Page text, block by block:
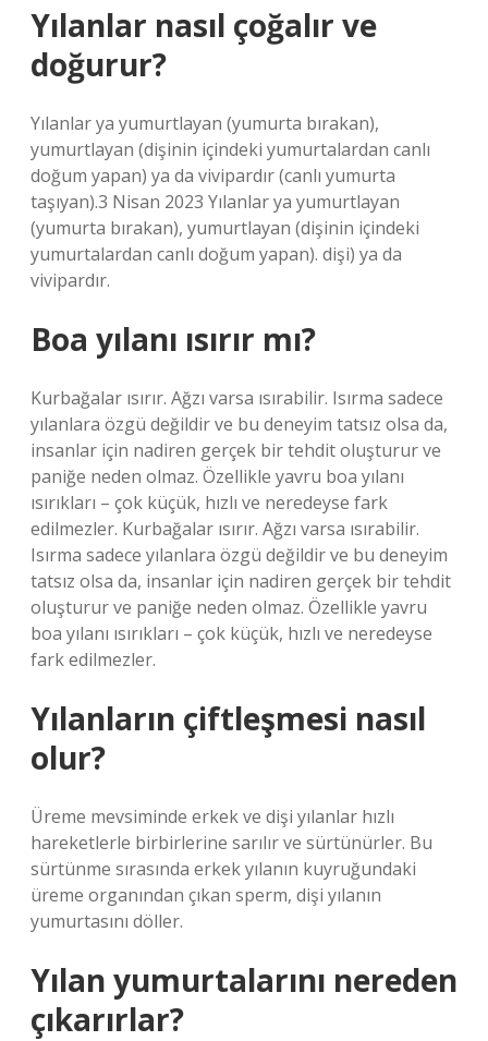
Yılanlar nasıl çoğalır ve
doğurur?
Yılanlar ya yumurtlayan (yumurta bırakan),
yumurtlayan (dişinin içindeki yumurtalardan canlı
doğum yapan) ya da vivipardır (canlı yumurta
taşıyan).3 Nisan 2023 Yılanlar ya yumurtlayan
(yumurta bırakan), yumurtlayan (dişinin içindeki
yumurtalardan canlı doğum yapan). dişi) ya da
vivipardır.
Boa yılanı ısırır mı?
Kurbağalar ısırır. Ağzı varsa ısırabilir. Isırma sadece
yılanlara özgü değildir ve bu deneyim tatsız olsa da,
insanlar için nadiren gerçek bir tehdit oluşturur ve
paniğe neden olmaz. Özellikle yavru boa yılanı
ısırıkları – çok küçük, hızlı ve neredeyse fark
edilmezler. Kurbağalar ısırır. Ağzı varsa ısırabilir.
Isırma sadece yılanlara özgü değildir ve bu deneyim
tatsız olsa da, insanlar için nadiren gerçek bir tehdit
oluşturur ve paniğe neden olmaz. Özellikle yavru
boa yılanı ısırıkları – çok küçük, hızlı ve neredeyse
fark edilmezler.
Yılanların çiftleşmesi nasıl
olur?
Üreme mevsiminde erkek ve dişi yılanlar hızlı
hareketlerle birbirlerine sarılır ve sürtünürler. Bu
sürtünme sırasında erkek yılanın kuyruğundaki
üreme organından çıkan sperm, dişi yılanın
yumurtasını döller.
Yılan yumurtalarını nereden
çıkarırlar?